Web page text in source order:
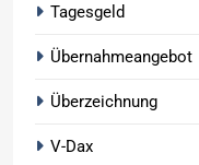
Tagesgeld
Übernahmeangebot
Überzeichnung
V-Dax